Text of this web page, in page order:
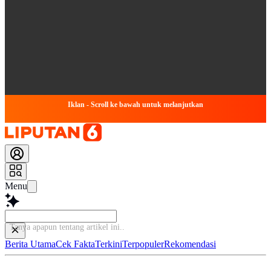
Iklan - Scroll ke bawah untuk melanjutkan
Menu
Tanya apapun tentang a
Berita UtamaCek FaktaTerkiniTerpopulerRekomendasi